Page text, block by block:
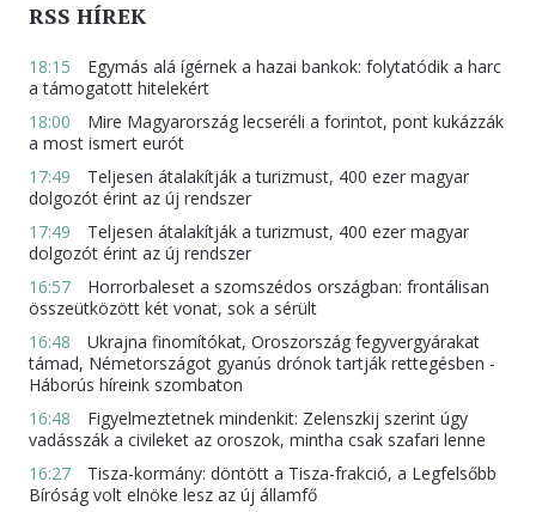
RSS HÍREK
18:15
Egymás alá ígérnek a hazai bankok: folytatódik a harc
a támogatott hitelekért
18:00
Mire Magyarország lecseréli a forintot, pont kukázzák
a most ismert eurót
17:49
Teljesen átalakítják a turizmust, 400 ezer magyar
dolgozót érint az új rendszer
17:49
Teljesen átalakítják a turizmust, 400 ezer magyar
dolgozót érint az új rendszer
16:57
Horrorbaleset a szomszédos országban: frontálisan
összeütközött két vonat, sok a sérült
16:48
Ukrajna finomítókat, Oroszország fegyvergyárakat
támad, Németországot gyanús drónok tartják rettegésben -
Háborús híreink szombaton
16:48
Figyelmeztetnek mindenkit: Zelenszkij szerint úgy
vadásszák a civileket az oroszok, mintha csak szafari lenne
16:27
Tisza-kormány: döntött a Tisza-frakció, a Legfelsőbb
Bíróság volt elnöke lesz az új államfő